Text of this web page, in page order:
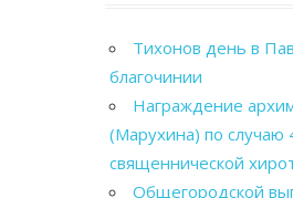
Тихонов день в
благочинии
Награждение
(Марухина) по случаю
священнической
Общегородской